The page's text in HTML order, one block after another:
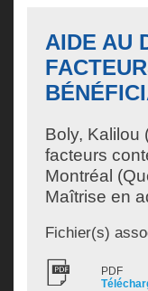
AIDE AU
Boly, Kalilou
facteurs
Montréal
Maîtrise en
Fichier(s)
PDF